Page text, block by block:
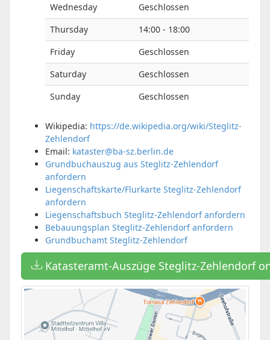
Wednesday
Geschlossen
Thursday
14:00 - 18:00
Friday
Geschlossen
Saturday
Geschlossen
Sunday
Geschlossen
Wikipedia: https://de.wikipedia.org/wiki/Steglitz-
Zehlendorf
Email: kataster@ba-sz.berlin.de
Grundbuchauszug aus Steglitz-Zehlendorf
anfordern
Liegenschaftskarte/Flurkarte Steglitz-Zehlendorf
anfordern
Liegenschaftsbuch Steglitz-Zehlendorf anfordern
Bebauungsplan Steglitz-Zehlendorf anfordern
Grundbuchamt Steglitz-Zehlendorf
Katasteramt-Auszüge Steglitz-Zehlendorf